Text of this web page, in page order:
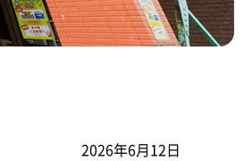
2026年6月12日